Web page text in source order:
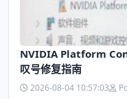
NVIDIA Platform
叹号修复指南
2026-08-04 10:57:03